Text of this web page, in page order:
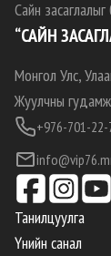
Сайн засаглалыг
“САЙН
Монгол Улс,
Жуулчны
+976-701-22-
Танилцуулга
Үнийн санал